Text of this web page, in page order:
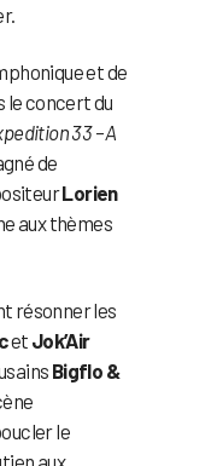
et de
le concert du
33 – A
de
Lorien
aux thèmes
résonner les
et Jok’Air
Bigflo &
le
aux